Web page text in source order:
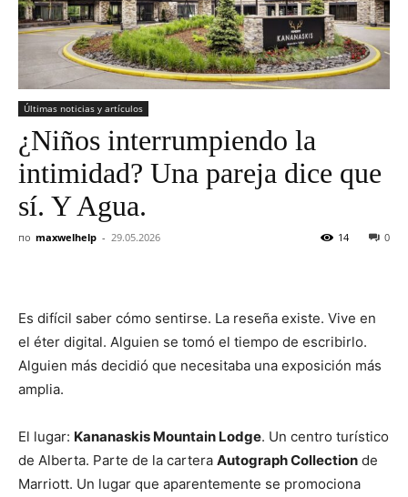
Últimas noticias y artículos
¿Niños interrumpiendo la
intimidad? Una pareja dice que
sí. Y Agua.
по maxwelhelp - 29.05.2026 0
14
Es difícil saber cómo sentirse. La reseña existe. Vive en
el éter digital. Alguien se tomó el tiempo de escribirlo.
Alguien más decidió que necesitaba una exposición más
amplia.
El lugar: Kananaskis Mountain Lodge. Un centro turístico
de Alberta. Parte de la cartera Autograph Collection de
Marriott. Un lugar que aparentemente se promociona